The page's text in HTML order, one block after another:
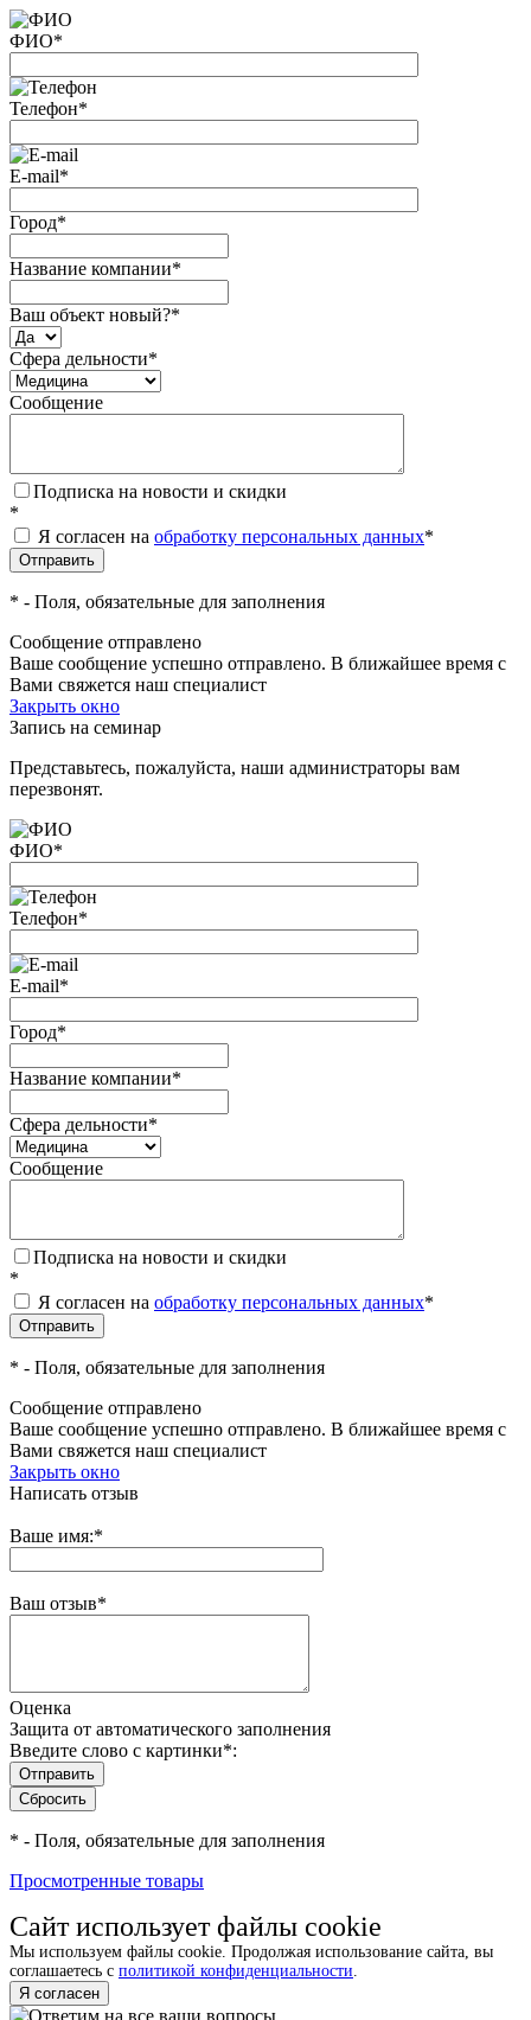
ФИО*
Телефон*
E-mail*
Город*
Название компании*
Ваш объект новый?*
Сфера дельности*
Сообщение
Подписка на новости и скидки
*
Я согласен на обработку персональных данных*
* - Поля, обязательные для заполнения
Сообщение отправлено
Ваше сообщение успешно отправлено. В ближайшее время с
Вами свяжется наш специалист
Закрыть окно
Запись на семинар
Представьтесь, пожалуйста, наши администраторы вам
перезвонят.
ФИО*
Телефон*
E-mail*
Город*
Название компании*
Сфера дельности*
Сообщение
Подписка на новости и скидки
*
Я согласен на обработку персональных данных*
* - Поля, обязательные для заполнения
Сообщение отправлено
Ваше сообщение успешно отправлено. В ближайшее время с
Вами свяжется наш специалист
Закрыть окно
Написать отзыв
Ваше имя:*
Ваш отзыв*
Оценка
Защита от автоматического заполнения
Введите слово с картинки*:
* - Поля, обязательные для заполнения
Просмотренные товары
Сайт использует файлы cookie
Мы используем файлы cookie. Продолжая использование сайта, вы
соглашаетесь с политикой конфиденциальности.
Я согласен